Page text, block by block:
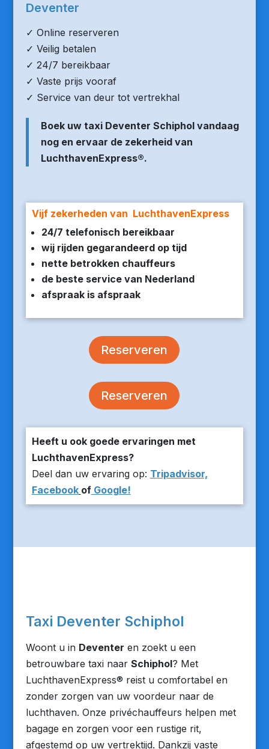
Deventer
✓ Online reserveren
✓ Veilig betalen
✓ 24/7 bereikbaar
✓ Vaste prijs vooraf
✓ Service van deur tot vertrekhal
Boek uw taxi Deventer Schiphol vandaag
nog en ervaar de zekerheid van
LuchthavenExpress®.
Vijf zekerheden van LuchthavenExpress
24/7 telefonisch bereikbaar
wij rijden gegarandeerd op tijd
nette betrokken chauffeurs
de beste service van Nederland
afspraak is afspraak
Reserveren
Reserveren
Heeft u ook goede ervaringen met
LuchthavenExpress?
Deel dan uw ervaring op: Tripadvisor,
Facebook ofGoogle!
Taxi Deventer Schiphol
Woont u in Deventer en zoekt u een
betrouwbare taxi naar Schiphol? Met
LuchthavenExpress® reist u comfortabel en
zonder zorgen van uw voordeur naar de
luchthaven. Onze privéchauffeurs helpen met
bagage en zorgen voor een rustige rit,
afgestemd op uw vertrektijd. Dankzij vaste